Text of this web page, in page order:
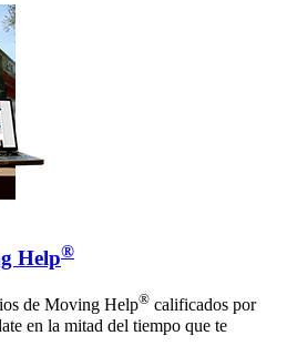
Help®
de Moving Help® calificados por
en la mitad del tiempo que te